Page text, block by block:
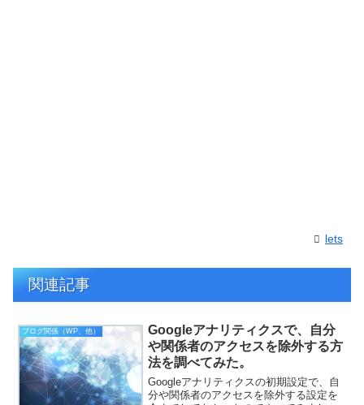
lets
関連記事
ブログ関係（WP、他）
Googleアナリティクスで、自分
や関係者のアクセスを除外する方
法を調べてみた。
Googleアナリティクスの初期設定で、自
分や関係者のアクセスを除外する設定を